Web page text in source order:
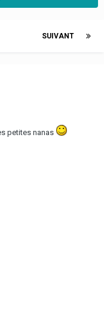
SUIVANT
petites nanas